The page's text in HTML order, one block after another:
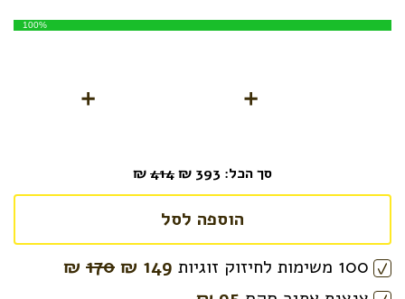
100%
סך הכל: 393
₪
414
₪
הוספה לסל
100 משימות לחיזוק זוגיות
149
₪
170
₪